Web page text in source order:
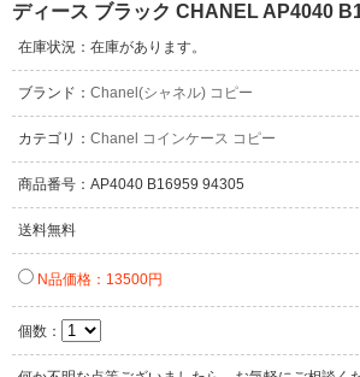
ディース ブラック CHANEL AP4040
在庫状況：在庫があります。
ブランド： Chanel(シャネル) コピー
カテゴリ： Chanel コインケース コピー
商品番号：AP4040 B16959 94305
送料無料
N品価格：13500円
個数：